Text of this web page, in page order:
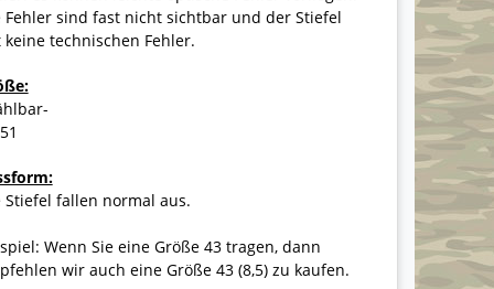
Fehler sind fast nicht sichtbar und der Stiefel
keine technischen Fehler.
Stiefel fallen normal aus.
Wenn Sie eine Größe 43 tragen, dann
wir auch eine Größe 43 (8,5) zu kaufen.